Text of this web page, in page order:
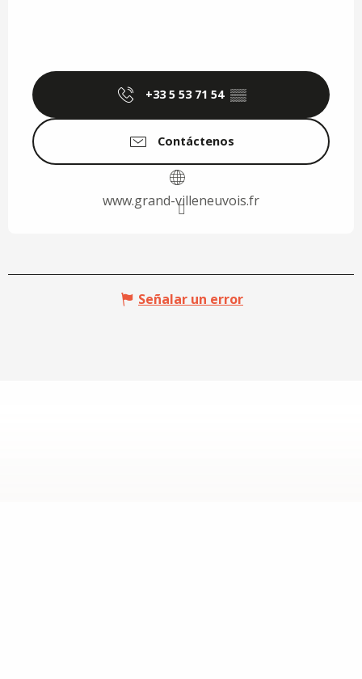
+33 5 53 71 54 ▒▒
Contáctenos
www.grand-villeneuvois.fr
Señalar un error